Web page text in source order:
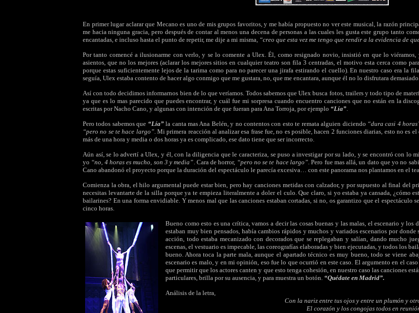
En primer lugar aclarar que Mecano es uno de mis grupos favoritos, y me había propuesto no ver este musical, la razón
me hacia ninguna gracia, pero después de contar al menos una decena de personas a las cuales les gusta este grupo tanto
encantadas, e incluso hasta el punto de repetir, me dije a mi misma, “creo que esta vez me tengo que rendir a la evidencia de
Por tanto comencé a ilusionarme con verlo, y se lo comente a Ulex. Él, como resignado novio, insistió en que lo
asientos, que no los mejores (aclarar los mejores sitios en cualquier teatro son fila 3 centradas, el motivo esta cerca como
porque estas suficientemente lejos de la tarima como para no parecer una jirafa estirando el cuello). En nuestro caso era la
seguía, Ulex estaba contento de hacer algo conmigo que me gustara, no, que me encantara, aunque él no lo disfrutara
Así con todo decidimos informarnos bien de lo que veríamos. Todos sabemos que Ulex busca fotos, trailers y todo tipo de
ya que es lo mas parecido que puedes encontrar, y cuál fue mi sorpresa cuando encuentro canciones que no están en la
escritas por Nacho Cano, y algunas con intención de que fueran para Ana Torroja, por ejemplo “Lía”.
Pero todos sabemos que “Lía”la canta mas Ana Belén, y no contentos con esto te remata alguien diciendo “dura casi 4
“pero no se te hace largo”. Mi primera reacción al analizar esa frase fue, no es posible, hacen 2 funciones diarias, esto no es
más de una hora y media o dos horas ya es complicado, ese dato tiene que ser incorrecto.
Aún así, se lo advertí a Ulex, y él, con la diligencia que le caracteriza, se puso a investigar por su lado, y se encontró con lo
yo “no, 4 horas es mucho, son 3 y media”. Cara de horror, “pero no se te hace largo”. Pero fue mas allá, un dato que yo no
Cano abandonó el proyecto porque la duración del espectáculo le parecía excesiva… con este panorama nos plantamos en el
Comienza la obra, el hilo argumental puede estar bien, pero hay canciones metidas con calzador, y por supuesto al final del
necesitas levantarte de la silla porque ya te empieza literalmente a doler el culo. Que claro, si yo estaba ya cansada, ¿cómo
bailarines? En una forma envidiable. Y menos mal que las canciones estaban cortadas, si no, os garantizo que el espectáculo
cinco horas.
Bueno como esto es una crítica, vamos a decir las cosas buenas y las malas, el escenario y los
estaban muy bien pensados, había cambios rápidos y muchos y variados escenarios por donde
acción, todo estaba mecanizado con decorados que se replegaban y salían, dando mucho
escenas, el vestuario es impecable, las coreografías elaboradas y bien ejecutadas, y todos los
bueno. Ahora toca la parte mala, aunque el apartado técnico es muy bueno, todo se viene
escenario es malo, y en mi opinión, eso fue lo que ocurrió en este caso. El argumento en el
que permitir que los actores canten y que esto tenga cohesión, en nuestro caso las canciones
particulares, brilla por su ausencia, y para muestra un botón. “Quédate en Madrid”.
Análisis de la letra,
Con la nariz entre tus ojos y entre un plumón y
El corazón y los congojas todos en